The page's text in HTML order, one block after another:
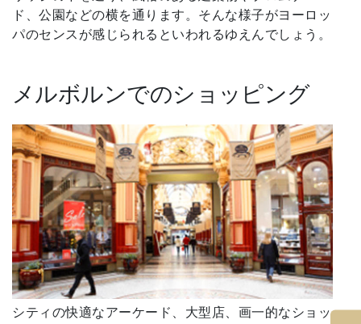
ド、公園などの横を通ります。そんな様子がヨーロッ
パのセンスが感じられるといわれるゆえんでしょう。
メルボルンでのショッピング
シティの快適なアーケード、大型店、画一的なショッ